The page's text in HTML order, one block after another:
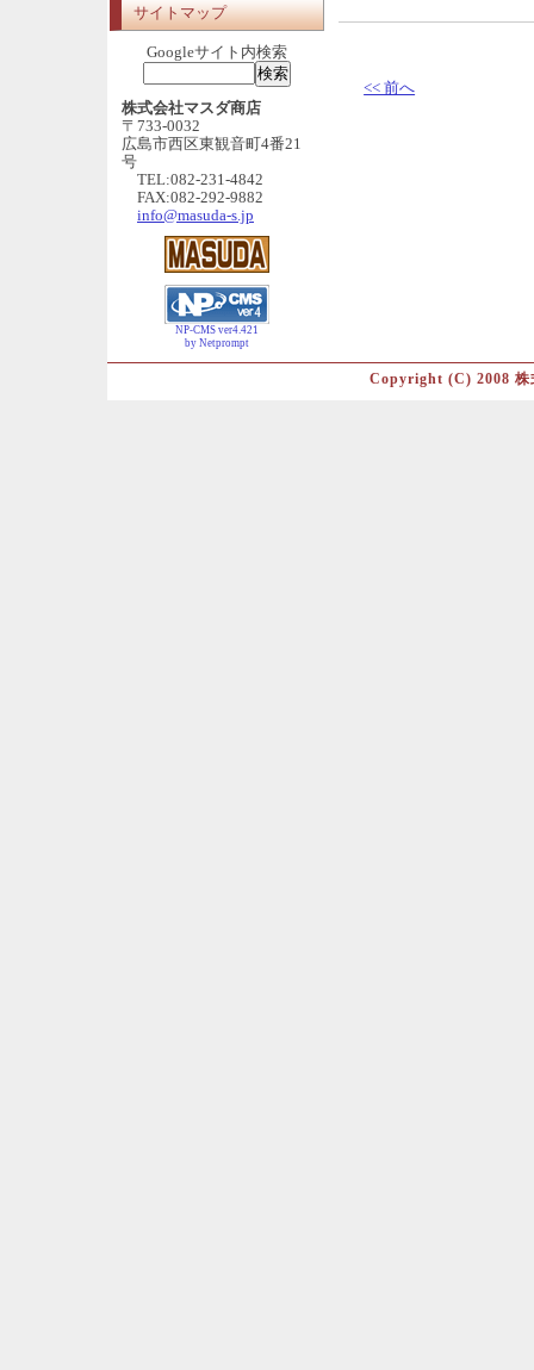
サイトマップ
Googleサイト内検索
株式会社マスダ商店
〒733-0032
広島市西区東観音町4番21
号
TEL:082-231-4842
FAX:082-292-9882
info@masuda-s.jp
NP-CMS ver4.421
by Netprompt
<< 前へ
Copyright (C) 2008